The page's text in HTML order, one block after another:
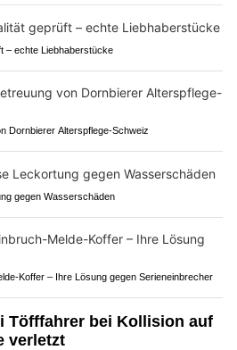
– echte Liebhaberstücke
Dornbierer Alterspflege-Schweiz
gegen Wasserschäden
Koffer – Ihre Lösung gegen Serieneinbrecher
Töfffahrer bei Kollision auf
verletzt